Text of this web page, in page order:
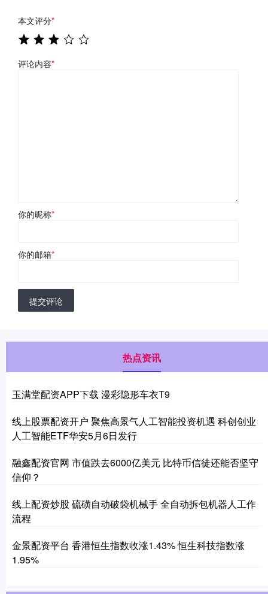
本文评分*
评论内容*
你的昵称*
你的邮箱*
提交评论
热点资讯
玉满堂配资APP下载 漫彩隐形车衣T9
线上股票配资开户 聚焦高景气人工智能投资机遇 科创创业
人工智能ETF华安5月6日发行
融鑫配资官网 市值跌去6000亿美元 比特币信徒还能否坚守
信仰？
线上配资炒股 硫磺自动破袋机械手 全自动拆包机器人工作
流程
金景配资平台 香港恒生指数收涨1.43% 恒生科技指数涨
1.95%